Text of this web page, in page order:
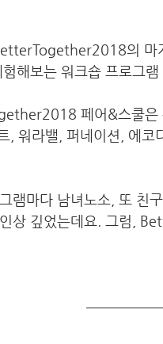
의 마
해보는 워크숍 프로그
페어&스쿨은
, 워라밸, 퍼네이션, 에코
램마다 남녀노소, 또 친
상 깊었는데요. 그럼,